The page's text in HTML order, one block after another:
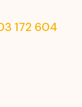
172 604